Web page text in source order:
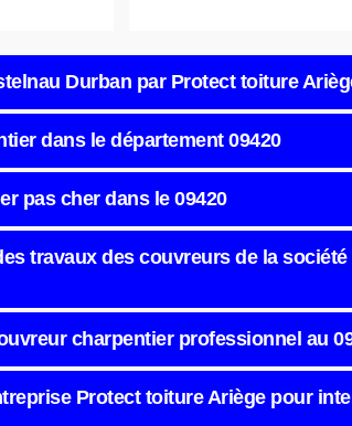
Durban par Protect toiture
dans le département 09420
pas cher dans le 09420
travaux des couvreurs de la
charpentier professionnel au
Protect toiture Ariège pour